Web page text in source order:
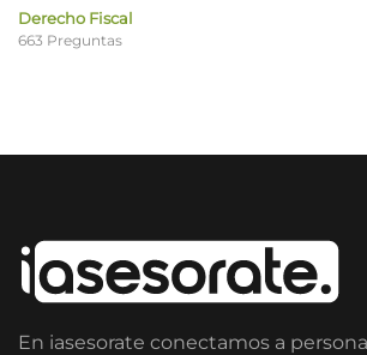
Derecho Fiscal
663 Preguntas
En iasesorate conectamos a